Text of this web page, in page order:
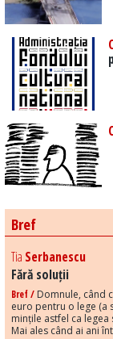
Bref
Tia Serbanescu
Fără soluții
Bref / Domnule, când
euro pentru o lege (a
mințile astfel ca
Mai ales când ai ani